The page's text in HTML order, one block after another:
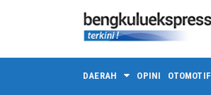
DAERAH OPINI OTOMOTIF